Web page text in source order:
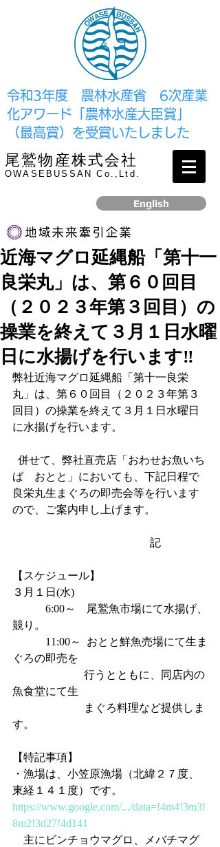
​令和3年度 農林水産省 6次産業
化アワード「農林水産大臣賞」
（最高賞）を受賞いたしました
尾鷲物産株式会社
OWASEBUSSAN Co.,Ltd.
English
リンク
​2017年12月、経済産業省より認定されました
近海マグロ延縄船「第十一
良栄丸」は、第６０回目
（２０２３年第３回目）の
操業を終えて３月１日水曜
日に水揚げを行います‼
弊社近海マグロ延縄船「第十一良栄
丸」は、第６０回目（２０２３年第３
回目）の操業を終えて３月１日水曜日
に水揚げを行います。
ば　おとと」においても、下記日程で
良栄丸生まぐろの即売会等を行います
ので、ご案内申し上げます。
                                              　記
【スケジュール】
３月１日(水)
競り。
ぐろの即売を
魚食堂にて生
す。
【特記事項】
・漁場は、小笠原漁場（北緯２７度、
東経１４１度）です。
https://www.google.com/.../data=!4m4!3m3!
8m2!3d27!4d141
主にビンチョウマグロ、メバチマグ